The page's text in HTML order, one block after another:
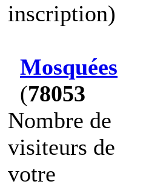
inscription)
Mosquées
(78053
Nombre de
visiteurs de
votre